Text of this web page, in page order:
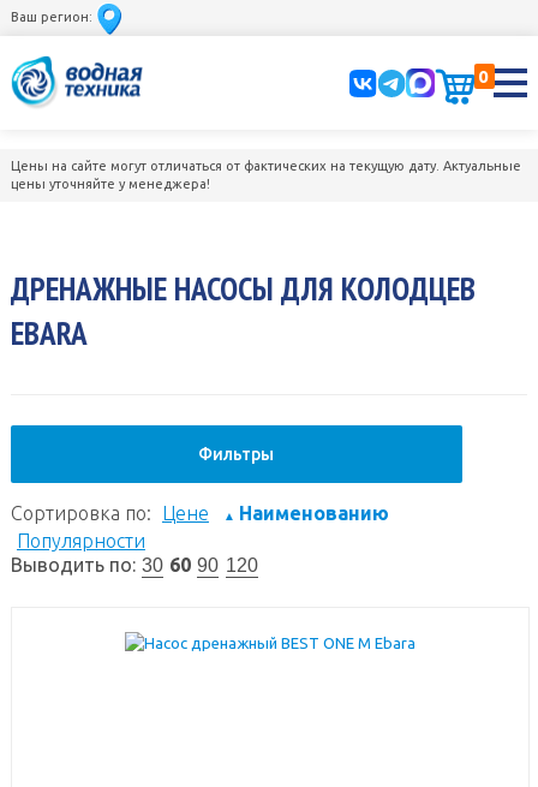
Ваш регион:
0
Цены на сайте могут отличаться от фактических на текущую дату. Актуальные
цены уточняйте у менеджера!
ДРЕНАЖНЫЕ НАСОСЫ ДЛЯ КОЛОДЦЕВ
EBARA
Фильтры
Сортировка по: Цене ▲ Наименованию
Популярности
Выводить по: 30 60 90 120